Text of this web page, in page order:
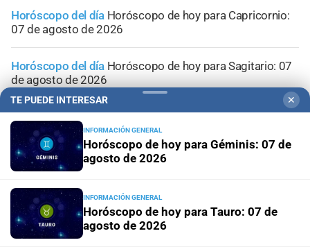
Horóscopo del día Horóscopo de hoy para Capricornio:
07 de agosto de 2026
Horóscopo del día Horóscopo de hoy para Sagitario: 07
de agosto de 2026
TE PUEDE INTERESAR ✕
INFORMACIÓN GENERAL
Horóscopo de hoy para Géminis: 07 de
agosto de 2026
INFORMACIÓN GENERAL
Horóscopo de hoy para Tauro: 07 de
agosto de 2026